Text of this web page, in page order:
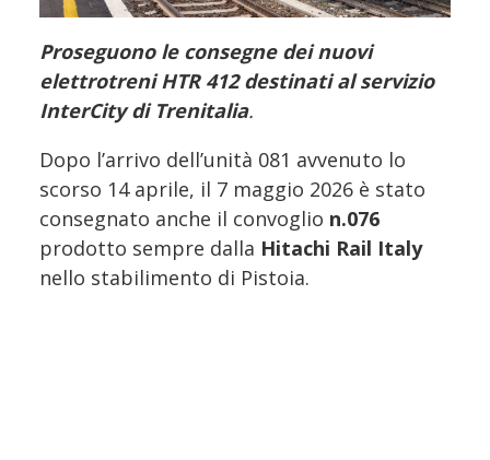
Proseguono le consegne dei nuovi
elettrotreni HTR 412 destinati al servizio
InterCity di Trenitalia.
Dopo l’arrivo dell’unità 081 avvenuto lo
scorso 14 aprile, il 7 maggio 2026 è stato
consegnato anche il convoglio n.076
prodotto sempre dalla Hitachi Rail Italy
nello stabilimento di Pistoia.